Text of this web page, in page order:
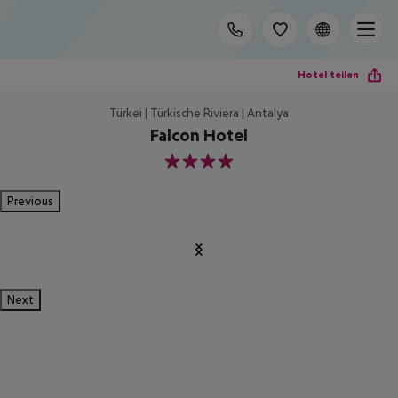
Hotel teilen
Türkei | Türkische Riviera | Antalya
Falcon Hotel
4
Previous
Next